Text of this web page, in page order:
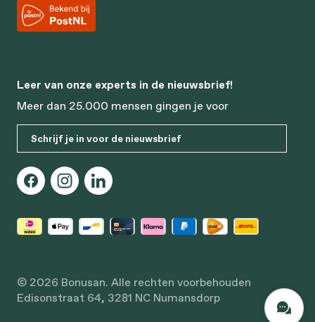
Leer van onze experts in de nieuwsbrief!
Meer dan 25.000 mensen gingen je voor
Schrijf je in voor de nieuwsbrief
© 2026 Bonusan. Alle rechten voorbehouden
Edisonstraat 64, 3281 NC Numansdorp